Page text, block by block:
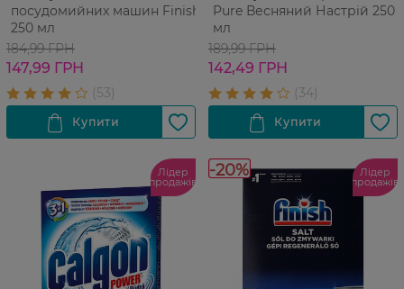
посудомийних машин Finish
250 мл
184,99 ГРН
147,99 ГРН
Pure Весняний Настрій 250
мл
189,99 ГРН
142,49 ГРН
Лідер
продажів
-20% Лідер
продажів